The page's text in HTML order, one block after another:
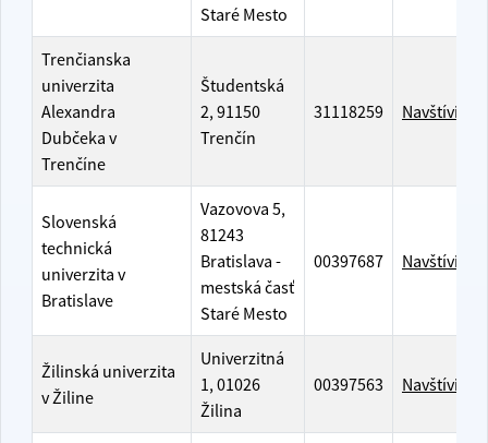
Staré Mesto
Trenčianska
univerzita
Alexandra
Dubčeka v
Trenčíne
Študentská
2, 91150
Trenčín
31118259 Navštíviť
Slovenská
technická
univerzita v
Bratislave
Vazovova 5,
81243
Bratislava -
mestská časť
Staré Mesto
00397687 Navštíviť
Žilinská univerzita
v Žiline
Univerzitná
1, 01026
Žilina
00397563 Navštíviť